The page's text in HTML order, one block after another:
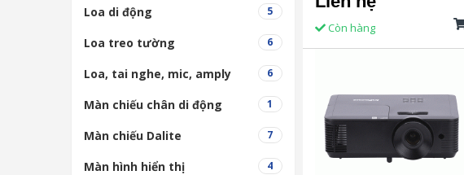
Loa di động 5
Loa treo tường 6
Loa, tai nghe, mic, amply 6
Màn chiếu chân di động 1
Màn chiếu Dalite 7
Màn hình hiển thị 4
Còn hàng